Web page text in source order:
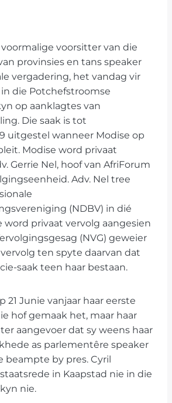
voorsitter van die
provinsies en tans speaker
vergadering, het vandag vir
die Potchefstroomse
op aanklagtes van
Die saak is tot
uitgestel wanneer Modise op
Modise word privaat
Gerrie Nel, hoof van AfriForum
Adv. Nel tree
(NDBV) in dié
word privaat vervolg aangesien
(NVG) geweier
ten spyte daarvan dat
saak teen haar bestaan.
21 Junie vanjaar haar eerste
hof gemaak het, maar haar
aangevoer dat sy weens haar
as parlementêre speaker
by pres. Cyril
in Kaapstad nie in die
nie.